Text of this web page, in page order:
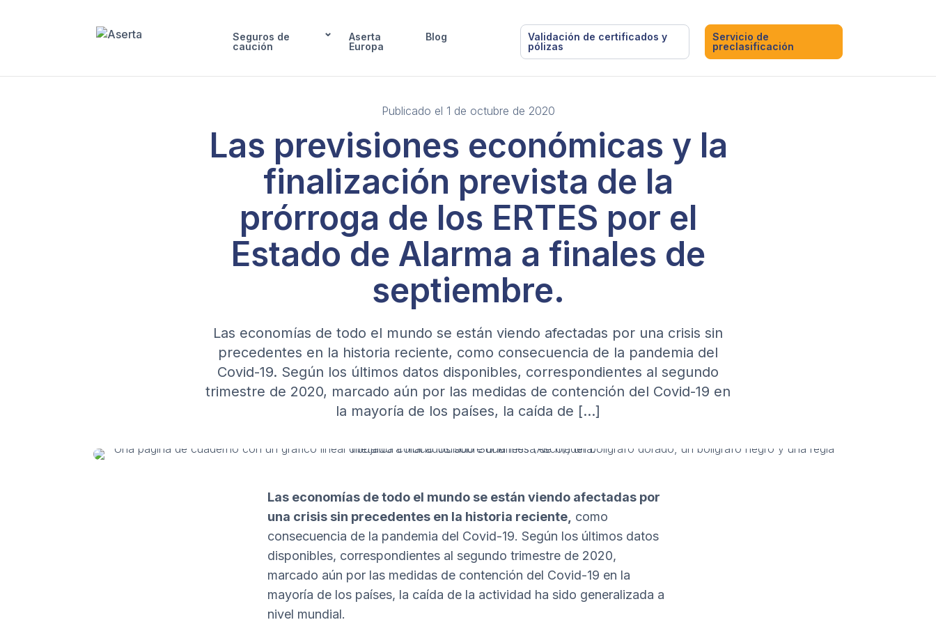
Seguros de
caución
Aserta
Europa
Blog
Validación de certificados y
pólizas
Servicio de
preclasificación
Publicado el 1 de octubre de 2020
Las previsiones económicas y la
finalización prevista de la
prórroga de los ERTES por el
Estado de Alarma a finales de
septiembre.
Las economías de todo el mundo se están viendo afectadas por una crisis sin
precedentes en la historia reciente, como consecuencia de la pandemia del
Covid-19. Según los últimos datos disponibles, correspondientes al segundo
trimestre de 2020, marcado aún por las medidas de contención del Covid-19 en
la mayoría de los países, la caída de […]
Las economías de todo el mundo se están viendo afectadas por
una crisis sin precedentes en la historia reciente, como
consecuencia de la pandemia del Covid-19. Según los últimos datos
disponibles, correspondientes al segundo trimestre de 2020,
marcado aún por las medidas de contención del Covid-19 en la
mayoría de los países, la caída de la actividad ha sido generalizada a
nivel mundial.